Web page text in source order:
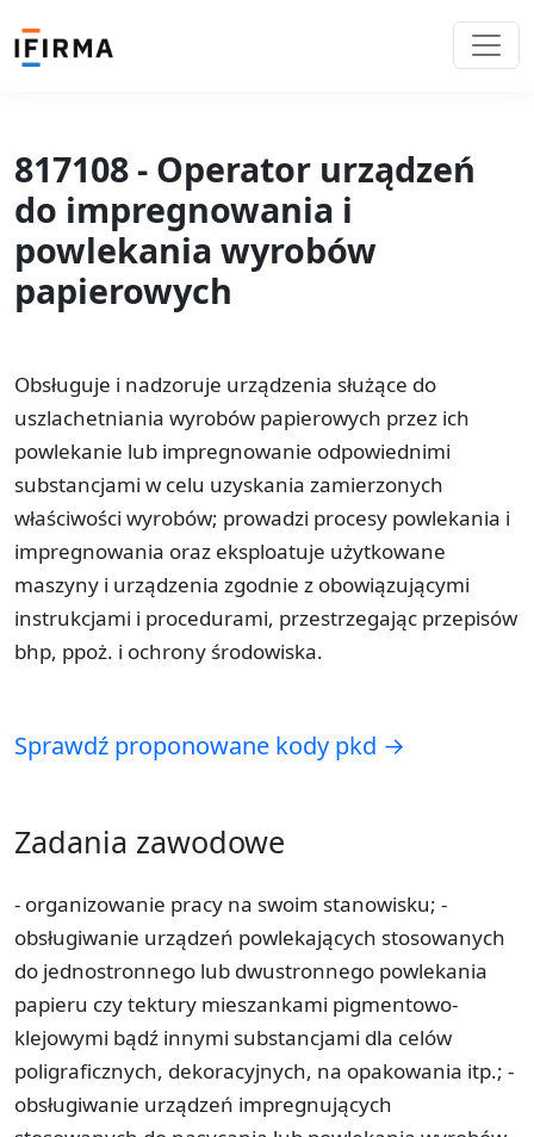
817108 - Operator urządzeń
do impregnowania i
powlekania wyrobów
papierowych
Obsługuje i nadzoruje urządzenia służące do
uszlachetniania wyrobów papierowych przez ich
powlekanie lub impregnowanie odpowiednimi
substancjami w celu uzyskania zamierzonych
właściwości wyrobów; prowadzi procesy powlekania i
impregnowania oraz eksploatuje użytkowane
maszyny i urządzenia zgodnie z obowiązującymi
instrukcjami i procedurami, przestrzegając przepisów
bhp, ppoż. i ochrony środowiska.
Sprawdź proponowane kody pkd →
Zadania zawodowe
- organizowanie pracy na swoim stanowisku; -
obsługiwanie urządzeń powlekających stosowanych
do jednostronnego lub dwustronnego powlekania
papieru czy tektury mieszankami pigmentowo-
klejowymi bądź innymi substancjami dla celów
poligraficznych, dekoracyjnych, na opakowania itp.; -
obsługiwanie urządzeń impregnujących